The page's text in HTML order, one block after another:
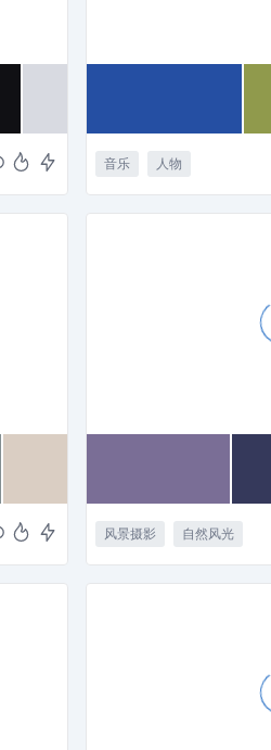
音乐 人物
风景摄影 自然风光